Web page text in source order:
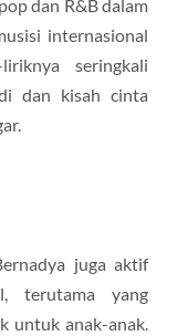
dan R&B dalam
internasional
seringkali
dan kisah cinta
juga aktif
terutama yang
untuk anak-anak.